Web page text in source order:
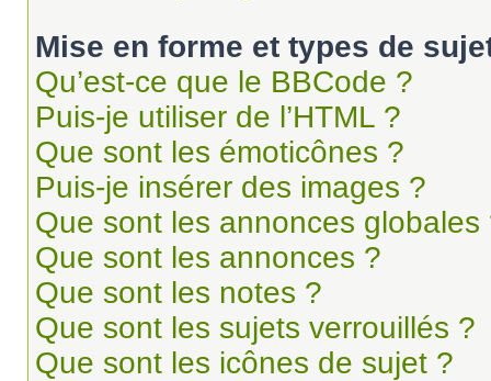
Mise en forme et types de
Qu’est-ce que le BBCode ?
Puis-je utiliser de l’HTML ?
Que sont les émoticônes ?
Puis-je insérer des images ?
Que sont les annonces globales
Que sont les annonces ?
Que sont les notes ?
Que sont les sujets verrouillés ?
Que sont les icônes de sujet ?